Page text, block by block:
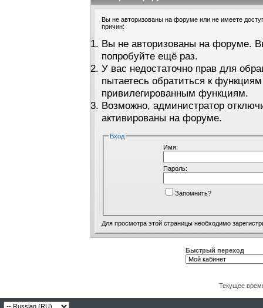
Вы не авторизованы на форуме или не имеете
причин:
Вы не авторизованы на форуме.
попробуйте ещё раз.
У вас недостаточно прав для
пытаетесь обратиться к
привилегированным функциям.
Возможно, администратор
активированы на форуме.
Вход
Имя:
Пароль:
Запомнить?
Для просмотра этой страницы необходимо
Быстрый переход
Текущее